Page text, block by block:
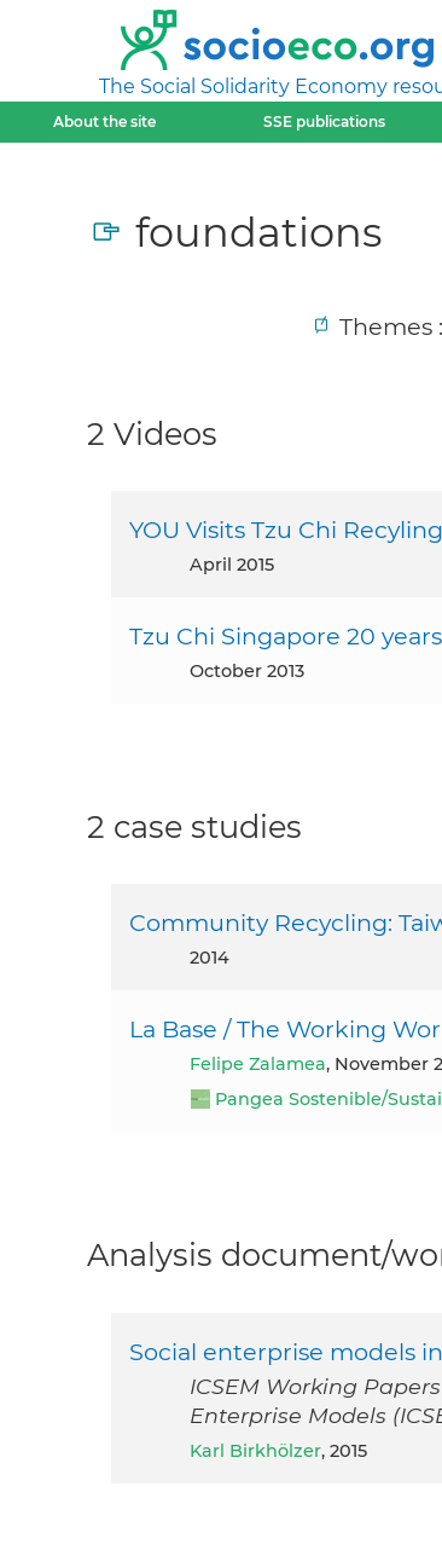
The Social Solidarity Economy
About the site SSE publications
foundations
Themes :
2 Videos
YOU Visits Tzu Chi
April 2015
Tzu Chi Singapore 20
October 2013
2 case studies
Community Recycling:
2014
La Base / The Working
Felipe Zalamea, November
Pangea Sostenible/
Analysis document/
Social enterprise models
ICSEM Working
Enterprise Models
Karl Birkhölzer, 2015